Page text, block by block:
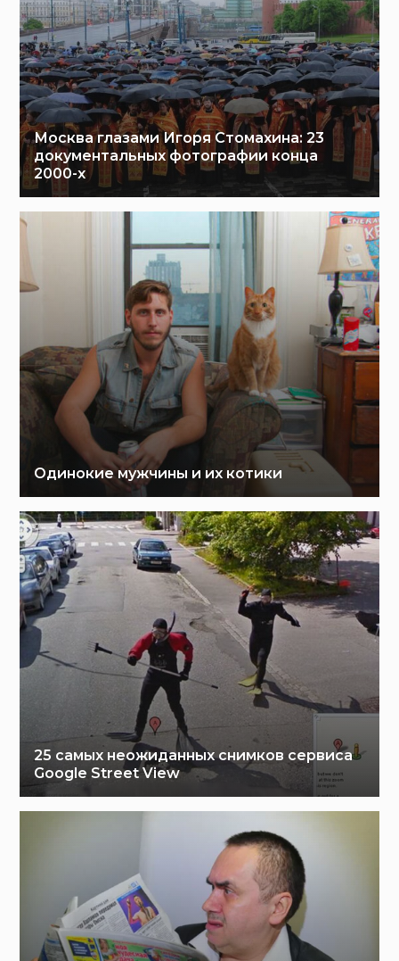
Москва глазами Игоря Стомахина: 23
документальных фотографии конца
2000-х
Одинокие мужчины и их котики
25 самых неожиданных снимков сервиса
Google Street View